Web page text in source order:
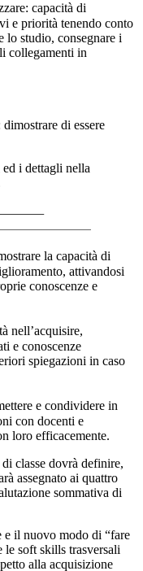
capacità di
e priorità tenendo conto
lo studio, consegnare i
collegamenti in
di essere
i dettagli nella
la capacità di
attivandosi
conoscenze e
nell’acquisire,
e conoscenze
spiegazioni in caso
e condividere in
con docenti e
loro efficacemente.
classe dovrà definire,
assegnato ai quattro
sommativa di
e il nuovo modo di “fare
le soft skills trasversali
alla acquisizione